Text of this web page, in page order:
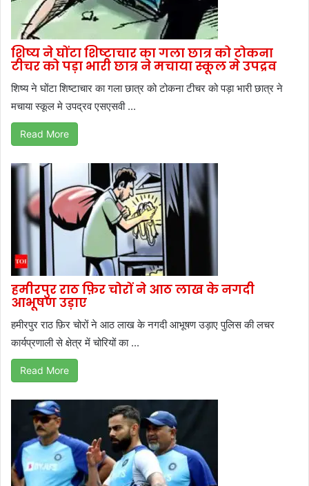
शिष्य ने घोंटा शिष्टाचार का गला छात्र को टोकना
टीचर को पड़ा भारी छात्र ने मचाया स्कूल मे उपद्रव
शिष्य ने घोंटा शिष्टाचार का गला छात्र को टोकना टीचर को पड़ा भारी छात्र ने
मचाया स्कूल मे उपद्रव एसएसवी ...
Read More
हमीरपुर राठ फ़िर चोरों ने आठ लाख के नगदी
आभूषण उड़ाए
हमीरपुर राठ फ़िर चोरों ने आठ लाख के नगदी आभूषण उड़ाए पुलिस की लचर
कार्यप्रणाली से क्षेत्र में चोरियों का ...
Read More